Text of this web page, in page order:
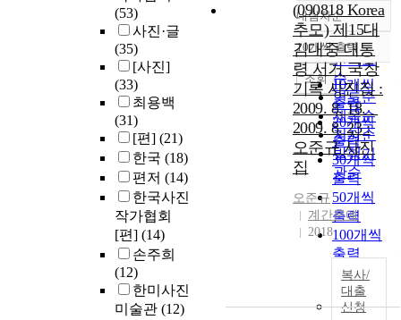
(53)
사진·글
(35)
[사진]
(33)
최용백
(31)
[편] (21)
한국 (18)
편저 (14)
한국사진
작가협회
[편] (14)
손주희
(12)
한미사진
미술관 (12)
정확도
순
인기도
순
연도순
제목순
저자순
발행기
관순
내림차순
내림차순
10개씩 출력
10개씩
출력
20개씩
출력
30개씩
출력
50개씩
출력
100개씩
출력
조회
(090818 Korea
추모) 제15대
김대중 대통
령 서거 국장
기록 사진집 :
2009. 8. 18. _
2009. 8. 23 :
오준규 사진
집
오준규
계간문예
2018
복사/
대출
신청